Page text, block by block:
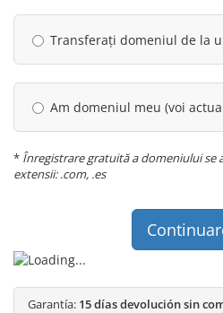
Transferați domeniul de la
Am domeniul meu (voi
* Înregistrare gratuită a domeniului se
extensii: .com, .es
Garantía: 15 días devolución sin